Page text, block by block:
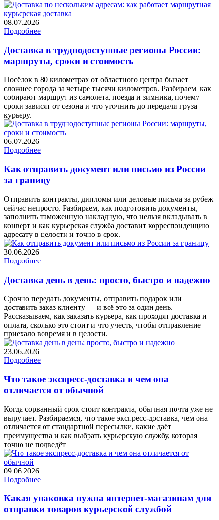
08.07.2026
Подробнее
Доставка в труднодоступные регионы России:
маршруты, сроки и стоимость
Посёлок в 80 километрах от областного центра бывает
сложнее города за четыре тысячи километров. Разбираем, как
собирают маршрут из самолёта, поезда и зимника, почему
сроки зависят от сезона и что уточнить до передачи груза
курьеру.
06.07.2026
Подробнее
Как отправить документ или письмо из России
за границу
Отправить контракты, дипломы или деловые письма за рубеж
сейчас непросто. Разбираем, как подготовить документы,
заполнить таможенную накладную, что нельзя вкладывать в
конверт и как курьерская служба доставит корреспонденцию
адресату в целости и точно в срок.
30.06.2026
Подробнее
Доставка день в день: просто, быстро и надежно
Срочно передать документы, отправить подарок или
доставить заказ клиенту — и всё это за один день.
Рассказываем, как заказать курьера, как проходят доставка и
оплата, сколько это стоит и что учесть, чтобы отправление
приехало вовремя и в целости.
23.06.2026
Подробнее
Что такое экспресс-доставка и чем она
отличается от обычной
Когда сорванный срок стоит контракта, обычная почта уже не
выручает. Разбираемся, что такое экспресс-доставка, чем она
отличается от стандартной пересылки, какие даёт
преимущества и как выбрать курьерскую службу, которая
точно не подведёт.
09.06.2026
Подробнее
Какая упаковка нужна интернет-магазинам для
отправки товаров курьерской службой